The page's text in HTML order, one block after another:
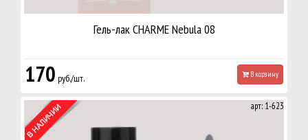
Гель-лак CHARME Nebula 08
170 руб./шт. В корзину
арт: 1-623